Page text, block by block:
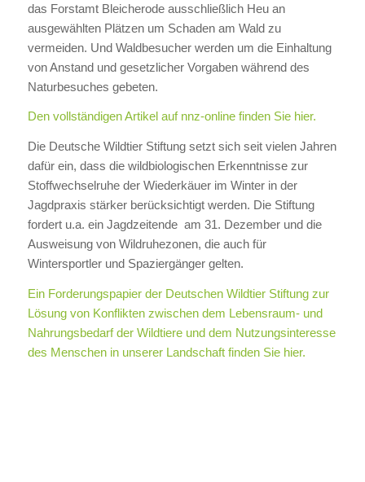
das Forstamt Bleicherode ausschließlich Heu an
ausgewählten Plätzen um Schaden am Wald zu
vermeiden. Und Waldbesucher werden um die Einhaltung
von Anstand und gesetzlicher Vorgaben während des
Naturbesuches gebeten.
Den vollständigen Artikel auf nnz-online finden Sie hier.
Die Deutsche Wildtier Stiftung setzt sich seit vielen Jahren
dafür ein, dass die wildbiologischen Erkenntnisse zur
Stoffwechselruhe der Wiederkäuer im Winter in der
Jagdpraxis stärker berücksichtigt werden. Die Stiftung
fordert u.a. ein Jagdzeitende am 31. Dezember und die
Ausweisung von Wildruhezonen, die auch für
Wintersportler und Spaziergänger gelten.
Ein Forderungspapier der Deutschen Wildtier Stiftung zur
Lösung von Konflikten zwischen dem Lebensraum- und
Nahrungsbedarf der Wildtiere und dem Nutzungsinteresse
des Menschen in unserer Landschaft finden Sie hier.